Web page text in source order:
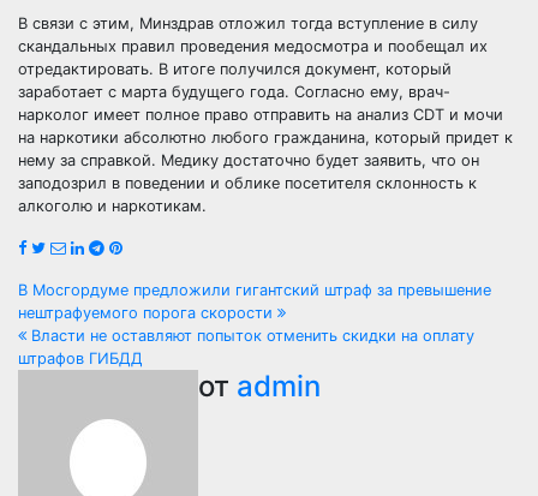
В связи с этим, Минздрав отложил тогда вступление в силу
скандальных правил проведения медосмотра и пообещал их
отредактировать. В итоге получился документ, который
заработает с марта будущего года. Согласно ему, врач-
нарколог имеет полное право отправить на анализ CDT и мочи
на наркотики абсолютно любого гражданина, который придет к
нему за справкой. Медику достаточно будет заявить, что он
заподозрил в поведении и облике посетителя склонность к
алкоголю и наркотикам.
Навигация
по
В Мосгордуме предложили гигантский штраф за превышение
нештрафуемого порога скорости
Власти не оставляют попыток отменить скидки на оплату
штрафов ГИБДД
от admin